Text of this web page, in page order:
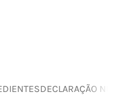
DECLARAÇÃO